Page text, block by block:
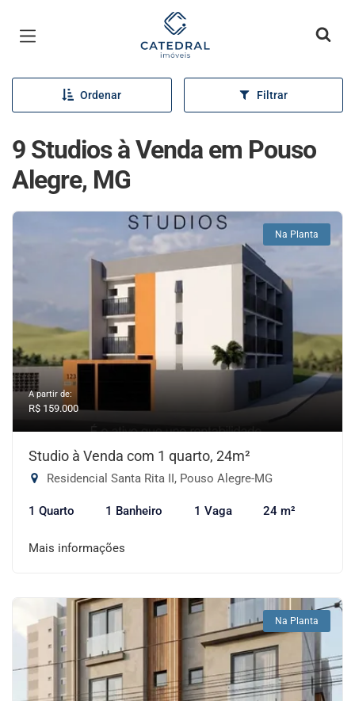
Página inicial
Ordenar Filtrar
9 Studios à Venda em Pouso
Alegre, MG
Na Planta
A partir de:
R$ 159.000
Studio à Venda com 1 quarto, 24m²
Residencial Santa Rita II, Pouso Alegre-MG
1 Quarto 1 Banheiro 1 Vaga 24 m²
Mais informações
Na Planta